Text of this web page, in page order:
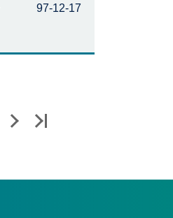
97-12-17